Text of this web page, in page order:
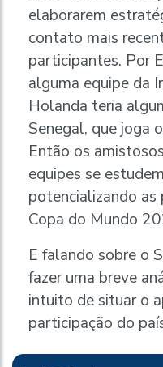
elaborarem
contato mais
participantes. Por
alguma equipe da
Holanda teria
Senegal, que joga
Então os
equipes se
potencializando as
Copa do Mundo
E falando sobre o
fazer uma breve
intuito de situar o
participação do